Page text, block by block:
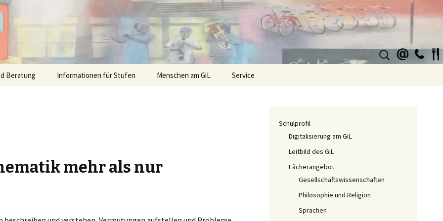
Suchen
nach:
Beratung Informationen für Stufen Menschen am GiL Service
mehr als nur
Schulprofil
Digitalisierung am GiL
Leitbild des GiL
Fächerangebot
Gesellschaftswissenschaften
Philosophie und Religion
Sprachen